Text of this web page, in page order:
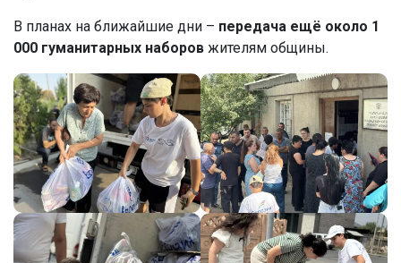
В планах на ближайшие дни – передача ещё около 1
000 гуманитарных наборов жителям общины.